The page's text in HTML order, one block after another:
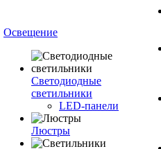
Освещение
Светодиодные
светильники
LED-панели
Люстры